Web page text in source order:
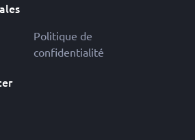
Politique de
confidentialité